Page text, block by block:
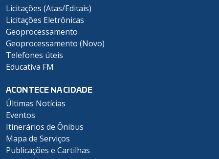
Licitações (Atas/Editais)
Licitações Eletrônicas
Geoprocessamento
Geoprocessamento (Novo)
Telefones úteis
Educativa FM
ACONTECE NA CIDADE
Últimas Notícias
Eventos
Itinerários de Ônibus
Mapa de Serviços
Publicações e Cartilhas